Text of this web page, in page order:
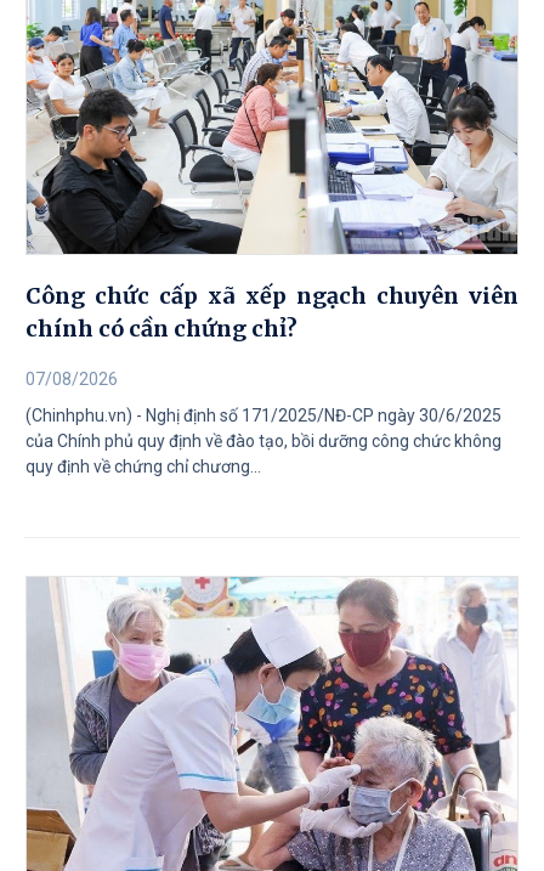
Công chức cấp xã xếp ngạch chuyên viên
chính có cần chứng chỉ?
07/08/2026
(Chinhphu.vn) - Nghị định số 171/2025/NĐ-CP ngày 30/6/2025
của Chính phủ quy định về đào tạo, bồi dưỡng công chức không
quy định về chứng chỉ chương...